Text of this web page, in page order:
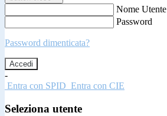
Nome Utente
Password
Password dimenticata?
-
Entra con SPID Entra con CIE
Seleziona utente